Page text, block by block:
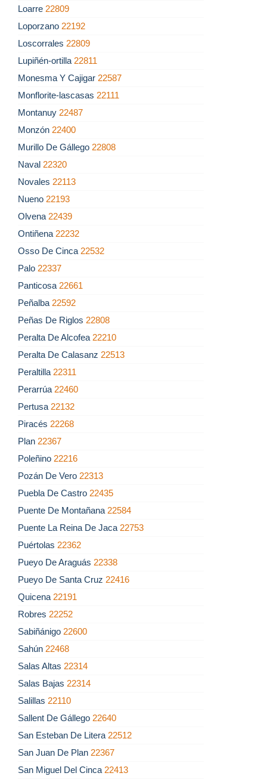
Loarre 22809
Loporzano 22192
Loscorrales 22809
Lupiñén-ortilla 22811
Monesma Y Cajigar 22587
Monflorite-lascasas 22111
Montanuy 22487
Monzón 22400
Murillo De Gállego 22808
Naval 22320
Novales 22113
Nueno 22193
Olvena 22439
Ontiñena 22232
Osso De Cinca 22532
Palo 22337
Panticosa 22661
Peñalba 22592
Peñas De Riglos 22808
Peralta De Alcofea 22210
Peralta De Calasanz 22513
Peraltilla 22311
Perarrúa 22460
Pertusa 22132
Piracés 22268
Plan 22367
Poleñino 22216
Pozán De Vero 22313
Puebla De Castro 22435
Puente De Montañana 22584
Puente La Reina De Jaca 22753
Puértolas 22362
Pueyo De Araguás 22338
Pueyo De Santa Cruz 22416
Quicena 22191
Robres 22252
Sabiñánigo 22600
Sahún 22468
Salas Altas 22314
Salas Bajas 22314
Salillas 22110
Sallent De Gállego 22640
San Esteban De Litera 22512
San Juan De Plan 22367
San Miguel Del Cinca 22413